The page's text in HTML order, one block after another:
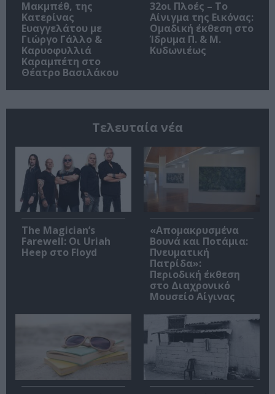
Μακμπέθ, της
Κατερίνας
Ευαγγελάτου με
Γιώργο Γάλλο &
Καρυοφυλλιά
Καραμπέτη στο
Θέατρο Βασιλάκου
32οι Πλοές – Το
Αίνιγμα της Εικόνας:
Ομαδική έκθεση στο
Ίδρυμα Π. & Μ.
Κυδωνιέως
Τελευταία νέα
The Magician’s
Farewell: Οι Uriah
Heep στο Floyd
«Απομακρυσμένα
Βουνά και Ποτάμια:
Πνευματική
Πατρίδα»:
Περιοδική έκθεση
στο Διαχρονικό
Μουσείο Αίγινας